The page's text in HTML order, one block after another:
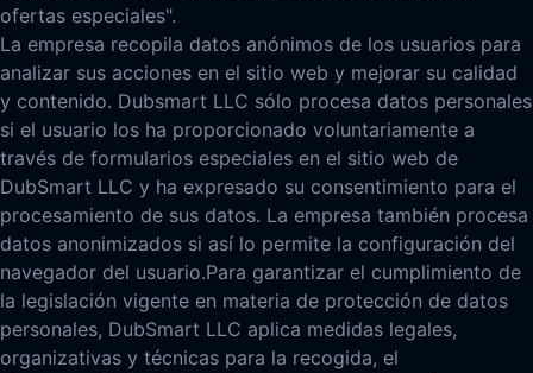
ofertas especiales".
La empresa recopila datos anónimos de los usuarios para
analizar sus acciones en el sitio web y mejorar su calidad
y contenido. Dubsmart LLC sólo procesa datos personales
si el usuario los ha proporcionado voluntariamente a
través de formularios especiales en el sitio web de
DubSmart LLC y ha expresado su consentimiento para el
procesamiento de sus datos. La empresa también procesa
datos anonimizados si así lo permite la configuración del
navegador del usuario.Para garantizar el cumplimiento de
la legislación vigente en materia de protección de datos
personales, DubSmart LLC aplica medidas legales,
organizativas y técnicas para la recogida, el